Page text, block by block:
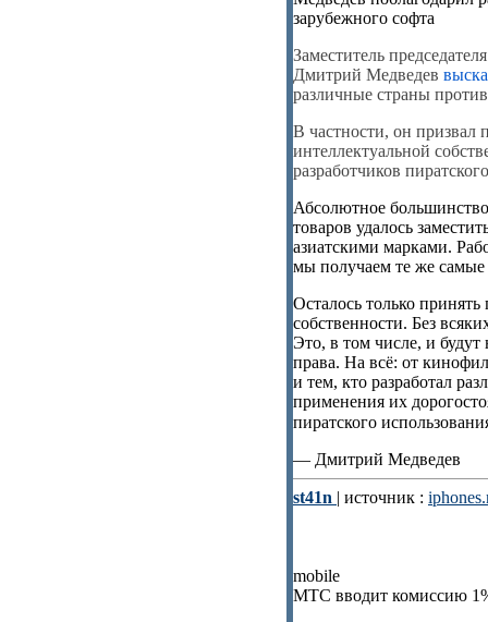
зарубежного софта
Заместитель
Дмитрий Медведев
различные страны
В частности, он призвал
интеллектуальной
разработчиков
Абсолютное
товаров удалось
азиатскими марками.
мы получаем те же
Осталось только
собственности. Без
Это, в том числе, и
права. На всё: от
и тем, кто разработал
применения их
пиратского
— Дмитрий Медведев
st41n | источник :
mobile
МТС вводит комиссию 1%